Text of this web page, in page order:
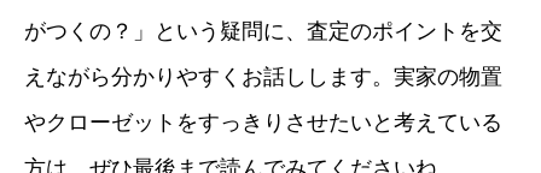
がつくの？」という疑問に、査定のポイントを交
えながら分かりやすくお話しします。実家の物置
やクローゼットをすっきりさせたいと考えている